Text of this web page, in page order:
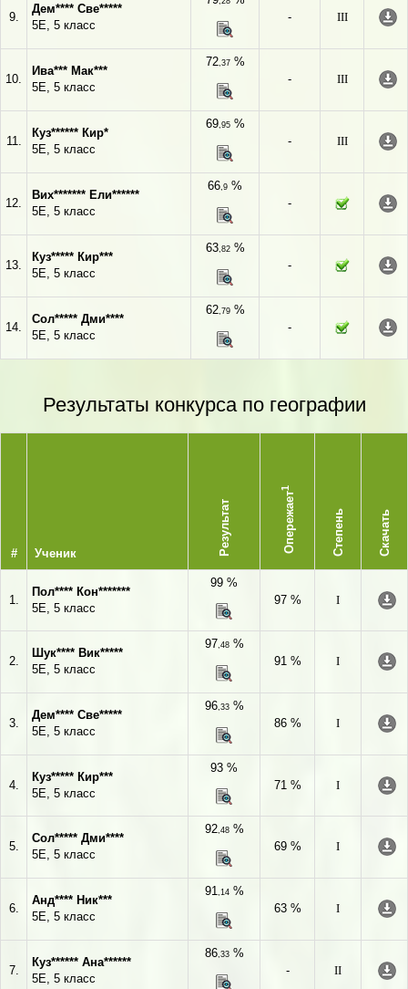
9.
Дем**** Све*****
5Е, 5 класс
-
III
10.
Ива*** Мак***
5Е, 5 класс
72,37%
-
III
11.
Куз****** Кир*
5Е, 5 класс
69,95%
-
III
12.
Вих******* Ели******
5Е, 5 класс
66,9 %
-
13.
Куз***** Кир***
5Е, 5 класс
63,82%
-
14.
Сол***** Дми****
5Е, 5 класс
62,79%
-
Результаты конкурса по географии
# Ученик Результат Опережает
1
Степень Скачать
1.
Пол**** Кон*******
5Е, 5 класс
99 %
97 %
I
2.
Шук**** Вик*****
5Е, 5 класс
97,48%
91 %
I
3.
Дем**** Све*****
5Е, 5 класс
96,33%
86 %
I
4.
Куз***** Кир***
5Е, 5 класс
93 %
71 %
I
5.
Сол***** Дми****
5Е, 5 класс
92,48%
69 %
I
6.
Анд**** Ник***
5Е, 5 класс
91,14%
63 %
I
7.
Куз****** Ана******
5Е, 5 класс
86,33%
-
II